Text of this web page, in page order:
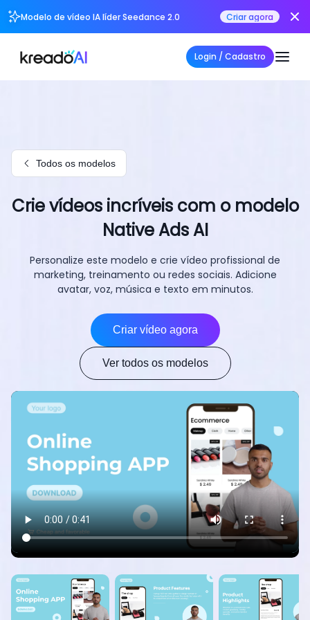
Modelo de vídeo IA líder Seedance 2.0 Criar agora
Login / Cadastro
Todos os modelos
Crie vídeos incríveis com o modelo
Native Ads AI
Personalize este modelo e crie vídeo profissional de
marketing, treinamento ou redes sociais. Adicione
avatar, voz, música e texto em minutos.
Criar vídeo agora
Ver todos os modelos